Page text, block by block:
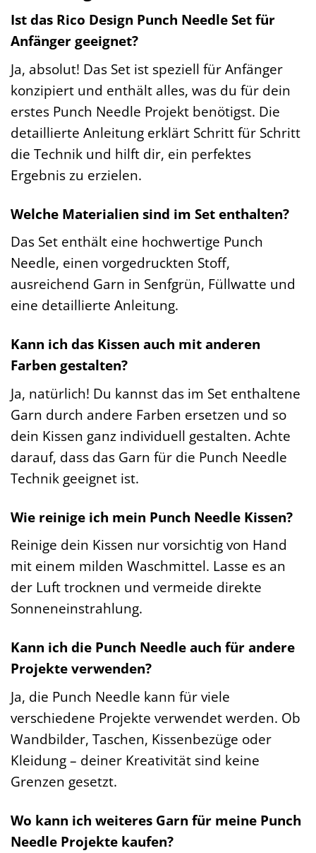
Ist das Rico Design Punch Needle Set für
Anfänger geeignet?
Ja, absolut! Das Set ist speziell für Anfänger
konzipiert und enthält alles, was du für dein
erstes Punch Needle Projekt benötigst. Die
detaillierte Anleitung erklärt Schritt für Schritt
die Technik und hilft dir, ein perfektes
Ergebnis zu erzielen.
Welche Materialien sind im Set enthalten?
Das Set enthält eine hochwertige Punch
Needle, einen vorgedruckten Stoff,
ausreichend Garn in Senfgrün, Füllwatte und
eine detaillierte Anleitung.
Kann ich das Kissen auch mit anderen
Farben gestalten?
Ja, natürlich! Du kannst das im Set enthaltene
Garn durch andere Farben ersetzen und so
dein Kissen ganz individuell gestalten. Achte
darauf, dass das Garn für die Punch Needle
Technik geeignet ist.
Wie reinige ich mein Punch Needle Kissen?
Reinige dein Kissen nur vorsichtig von Hand
mit einem milden Waschmittel. Lasse es an
der Luft trocknen und vermeide direkte
Sonneneinstrahlung.
Kann ich die Punch Needle auch für andere
Projekte verwenden?
Ja, die Punch Needle kann für viele
verschiedene Projekte verwendet werden. Ob
Wandbilder, Taschen, Kissenbezüge oder
Kleidung – deiner Kreativität sind keine
Grenzen gesetzt.
Wo kann ich weiteres Garn für meine Punch
Needle Projekte kaufen?